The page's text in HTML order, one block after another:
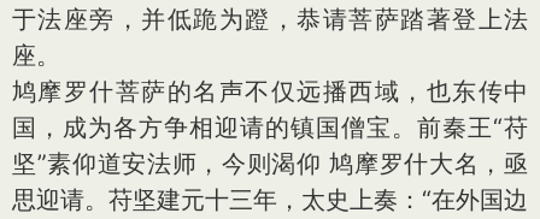
于法座旁，并低跪为蹬，恭请菩萨踏著登上法
座。
鸠摩罗什菩萨的名声不仅远播西域，也东传中
国，成为各方争相迎请的镇国僧宝。前秦王“苻
坚”素仰道安法师，今则渴仰 鸠摩罗什大名，亟
思迎请。苻坚建元十三年，太史上奏：“在外国边